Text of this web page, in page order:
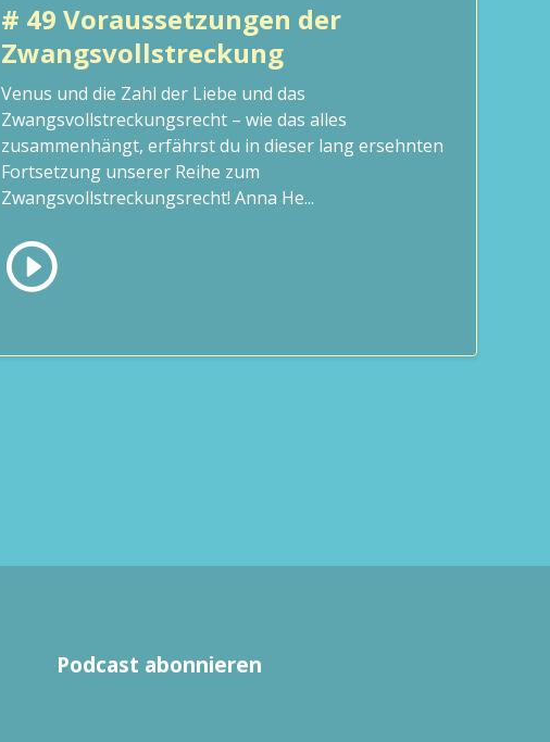
# 49 Voraussetzungen der
Zwangsvollstreckung
Venus und die Zahl der Liebe und das
Zwangsvollstreckungsrecht – wie das alles
zusammenhängt, erfährst du in dieser lang ersehnten
Fortsetzung unserer Reihe zum
Zwangsvollstreckungsrecht! Anna He...
Podcast abonnieren